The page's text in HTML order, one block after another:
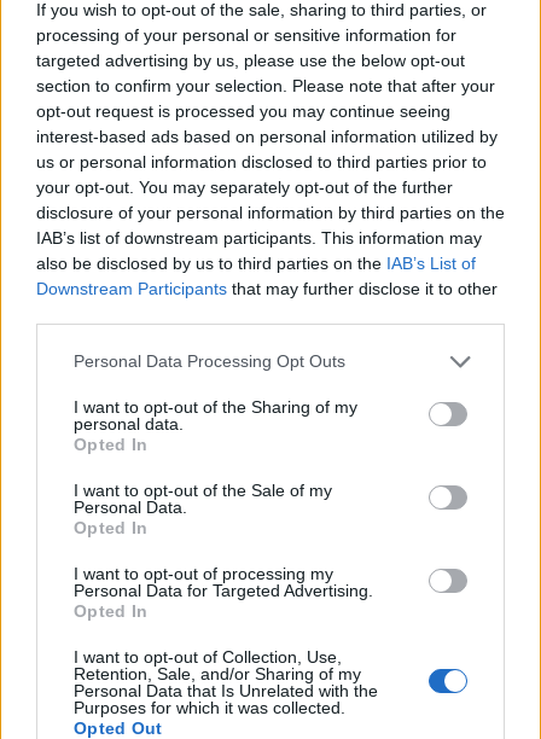
If you wish to opt-out of the sale, sharing to third parties, or
processing of your personal or sensitive information for
targeted advertising by us, please use the below opt-out
section to confirm your selection. Please note that after your
opt-out request is processed you may continue seeing
interest-based ads based on personal information utilized by
us or personal information disclosed to third parties prior to
your opt-out. You may separately opt-out of the further
disclosure of your personal information by third parties on the
IAB’s list of downstream participants. This information may
also be disclosed by us to third parties on the IAB’s List of
Downstream Participants that may further disclose it to other
Personal Data Processing Opt Outs
I want to opt-out of the Sharing of my
personal data.
Opted In
I want to opt-out of the Sale of my
Personal Data.
Opted In
I want to opt-out of processing my
Personal Data for Targeted Advertising.
Opted In
I want to opt-out of Collection, Use,
Retention, Sale, and/or Sharing of my
Personal Data that Is Unrelated with the
Purposes for which it was collected.
Opted Out
– Finner roen på hytta
Abonnement